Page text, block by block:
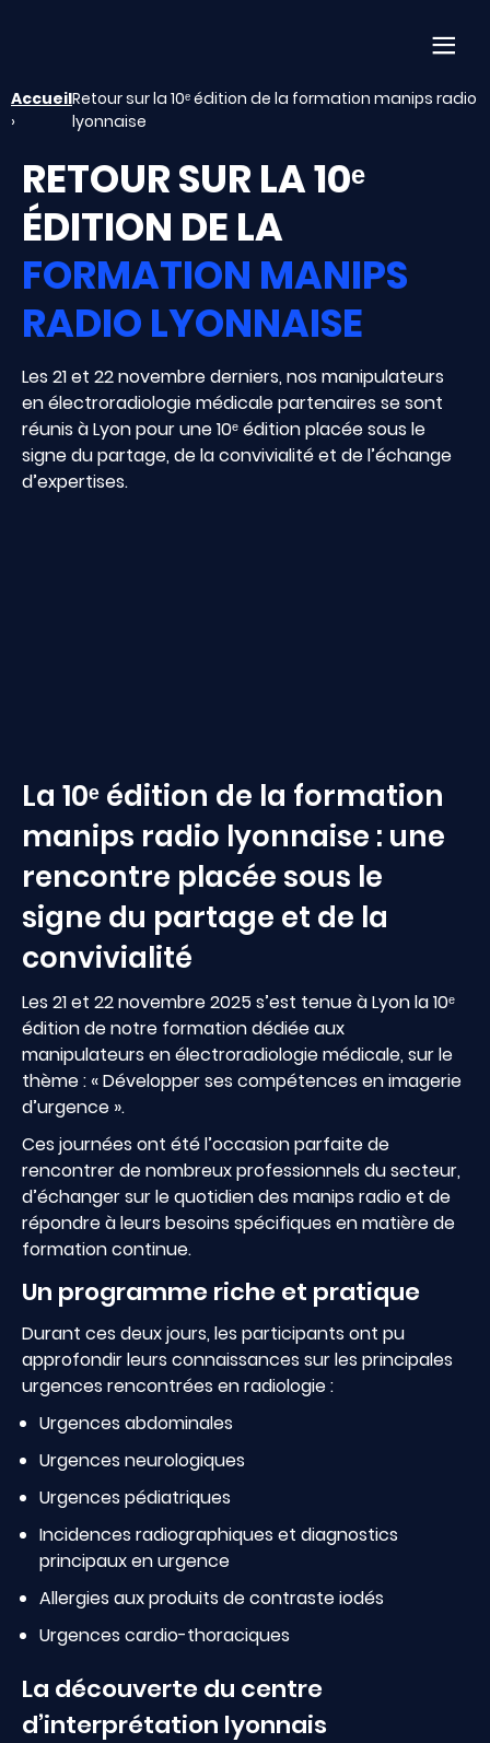
Accueil
›
Retour sur la 10ᵉ édition de la formation manips radio
lyonnaise
RETOUR SUR LA 10ᵉ
ÉDITION DE LA
FORMATION MANIPS
RADIO LYONNAISE
Les 21 et 22 novembre derniers, nos manipulateurs
en électroradiologie médicale partenaires se sont
réunis à Lyon pour une 10ᵉ édition placée sous le
signe du partage, de la convivialité et de l’échange
d’expertises.
La 10ᵉ édition de la formation
manips radio lyonnaise : une
rencontre placée sous le
signe du partage et de la
convivialité
Les 21 et 22 novembre 2025 s’est tenue à Lyon la 10ᵉ
édition de notre formation dédiée aux
manipulateurs en électroradiologie médicale, sur le
thème : « Développer ses compétences en imagerie
d’urgence ».
Ces journées ont été l’occasion parfaite de
rencontrer de nombreux professionnels du secteur,
d’échanger sur le quotidien des manips radio et de
répondre à leurs besoins spécifiques en matière de
formation continue.
Un programme riche et pratique
Durant ces deux jours, les participants ont pu
approfondir leurs connaissances sur les principales
urgences rencontrées en radiologie :
Urgences abdominales
Urgences neurologiques
Urgences pédiatriques
Incidences radiographiques et diagnostics
principaux en urgence
Allergies aux produits de contraste iodés
Urgences cardio-thoraciques
La découverte du centre
d’interprétation lyonnais